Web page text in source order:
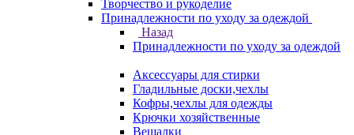
Творчество и рукоделие
Принадлежности по уходу за одеждой
Назад
Принадлежности по уходу за одеждой
Аксессуары для стирки
Гладильные доски,чехлы
Кофры,чехлы для одежды
Крючки хозяйственные
Вешалки